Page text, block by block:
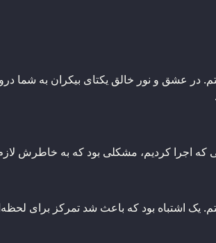
در عشق و نور خالق یکتای بیکران به شما
که اجرا کردیم، مشکلی بود که به خاطرش
یک اشتباه بود که باعث شد تمرکز برای